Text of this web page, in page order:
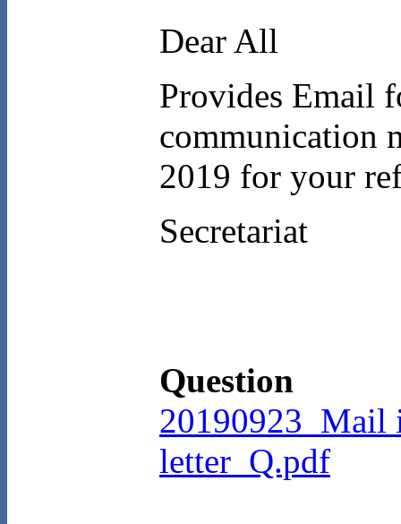
Dear All
Provides Email
communication
2019 for your
Secretariat
Question
20190923_Mail
letter_Q.pdf